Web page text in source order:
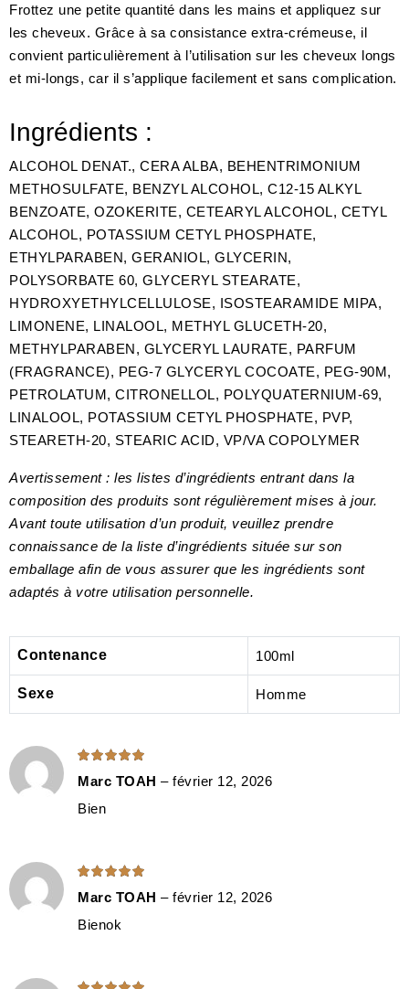
Frottez une petite quantité dans les mains et appliquez sur
les cheveux. Grâce à sa consistance extra-crémeuse, il
convient particulièrement à l’utilisation sur les cheveux longs
et mi-longs, car il s’applique facilement et sans complication.
Ingrédients :
ALCOHOL DENAT., CERA ALBA, BEHENTRIMONIUM
METHOSULFATE, BENZYL ALCOHOL, C12-15 ALKYL
BENZOATE, OZOKERITE, CETEARYL ALCOHOL, CETYL
ALCOHOL, POTASSIUM CETYL PHOSPHATE,
ETHYLPARABEN, GERANIOL, GLYCERIN,
POLYSORBATE 60, GLYCERYL STEARATE,
HYDROXYETHYLCELLULOSE, ISOSTEARAMIDE MIPA,
LIMONENE, LINALOOL, METHYL GLUCETH-20,
METHYLPARABEN, GLYCERYL LAURATE, PARFUM
(FRAGRANCE), PEG-7 GLYCERYL COCOATE, PEG-90M,
PETROLATUM, CITRONELLOL, POLYQUATERNIUM-69,
LINALOOL, POTASSIUM CETYL PHOSPHATE, PVP,
STEARETH-20, STEARIC ACID, VP/VA COPOLYMER
Avertissement : les listes d’ingrédients entrant dans la
composition des produits sont régulièrement mises à jour.
Avant toute utilisation d’un produit, veuillez prendre
connaissance de la liste d’ingrédients située sur son
emballage afin de vous assurer que les ingrédients sont
adaptés à votre utilisation personnelle.
Contenance 100ml
Sexe Homme
5sur 5
Marc TOAH – février 12, 2026
Bien
5sur 5
Marc TOAH – février 12, 2026
Bienok